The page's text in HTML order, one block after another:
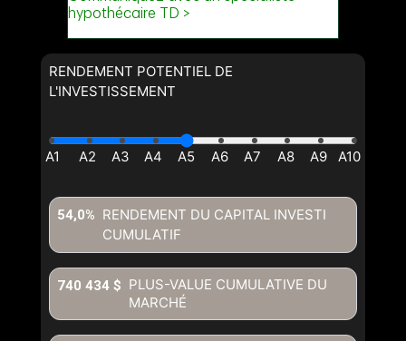
RENDEMENT POTENTIEL DE
L'INVESTISSEMENT
RENDEMENT DU CAPITAL INVESTI
CUMULATIF
54,0%
PLUS-VALUE CUMULATIVE DU
MARCHÉ
740 434 $